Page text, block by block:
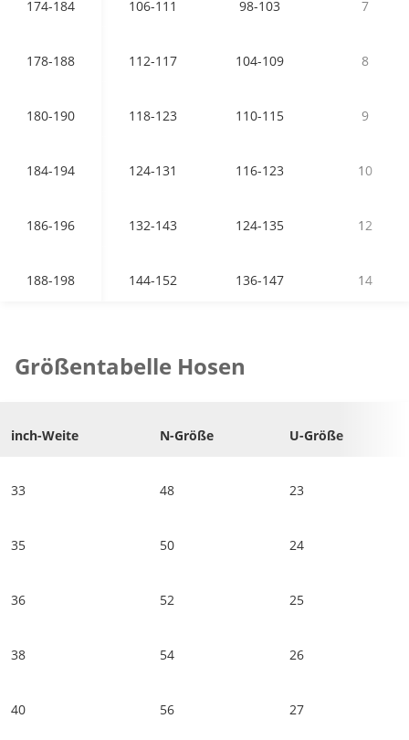
174-184 106-111 98-103 7
178-188 112-117 104-109 8
180-190 118-123 110-115 9
184-194 124-131 116-123 10
186-196 132-143 124-135 12
188-198 144-152 136-147 14
Größentabelle Hosen
inch-Weite N-Größe U-Größe
33 48 23
35 50 24
36 52 25
38 54 26
40 56 27